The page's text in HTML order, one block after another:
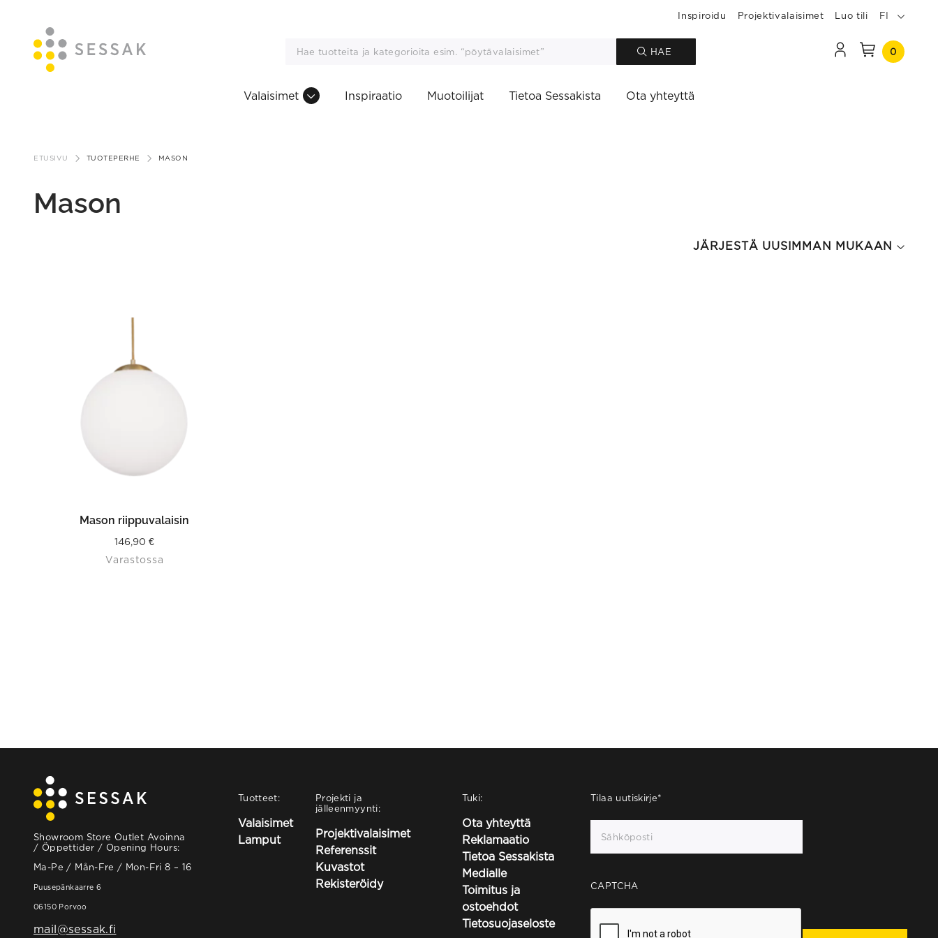
sisältöön
Inspiroidu Projektivalaisimet Luo tili FI
HAE 0
Valaisimet Inspiraatio Muotoilijat Tietoa Sessakista Ota yhteyttä
ETUSIVU TUOTEPERHE MASON
Mason
LISÄÄ OSTOSKORIIN
Mason riippuvalaisin
146,90€
Varastossa
Showroom Store Outlet Avoinna
/ Öppettider / Opening Hours:
Ma-Pe / Mån-Fre / Mon-Fri 8 – 16
Puusepänkaarre 6
06150 Porvoo
mail@sessak.fi
Tuotteet:
Valaisimet
Lamput
Projekti ja
jälleenmyynti:
Projektivalaisimet
Referenssit
Kuvastot
Rekisteröidy
Tuki:
Ota yhteyttä
Reklamaatio
Tietoa Sessakista
Medialle
Toimitus ja
ostoehdot
Tietosuojaseloste
Tilaa uutiskirje*
CAPTCHA